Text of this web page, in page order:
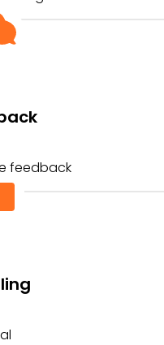
feedback